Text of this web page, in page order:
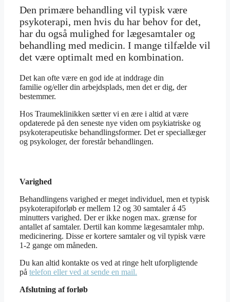
Den primære behandling vil typisk være
psykoterapi, men hvis du har behov for det,
har du også mulighed for lægesamtaler og
behandling med medicin. I mange tilfælde vil
det være optimalt med en kombination.
Det kan ofte være en god ide at inddrage din
familie og/eller din arbejdsplads, men det er dig, der
bestemmer.
Hos Traumeklinikken sætter vi en ære i altid at være
opdaterede på den seneste nye viden om psykiatriske og
psykoterapeutiske behandlingsformer. Det er speciallæger
og psykologer, der forestår behandlingen.
Varighed
Behandlingens varighed er meget individuel, men et typisk
psykoterapiforløb er mellem 12 og 30 samtaler á 45
minutters varighed. Der er ikke nogen max. grænse for
antallet af samtaler. Dertil kan komme lægesamtaler mhp.
medicinering. Disse er kortere samtaler og vil typisk være
1-2 gange om måneden.
Du kan altid kontakte os ved at ringe helt uforpligtende
på telefon eller ved at sende en mail.
Afslutning af forløb